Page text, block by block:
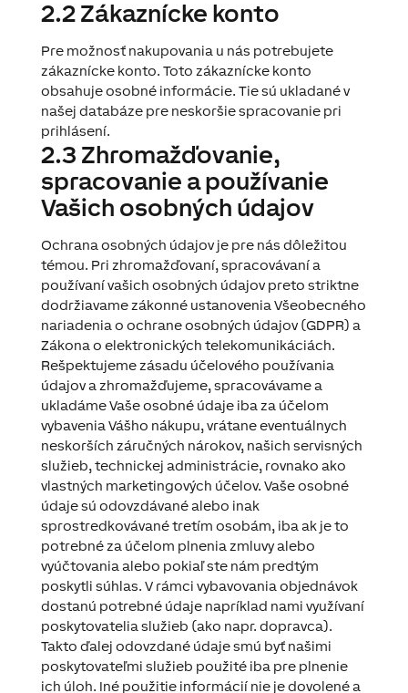
2.2 Zákaznícke konto
Pre možnosť nakupovania u nás potrebujete
zákaznícke konto. Toto zákaznícke konto
obsahuje osobné informácie. Tie sú ukladané v
našej databáze pre neskoršie spracovanie pri
prihlásení.
2.3 Zhromažďovanie,
spracovanie a používanie
Vašich osobných údajov
Ochrana osobných údajov je pre nás dôležitou
témou. Pri zhromažďovaní, spracovávaní a
používaní vašich osobných údajov preto striktne
dodržiavame zákonné ustanovenia Všeobecného
nariadenia o ochrane osobných údajov (GDPR) a
Zákona o elektronických telekomunikáciách.
Rešpektujeme zásadu účelového používania
údajov a zhromažďujeme, spracovávame a
ukladáme Vaše osobné údaje iba za účelom
vybavenia Vášho nákupu, vrátane eventuálnych
neskorších záručných nárokov, našich servisných
služieb, technickej administrácie, rovnako ako
vlastných marketingových účelov. Vaše osobné
údaje sú odovzdávané alebo inak
sprostredkovávané tretím osobám, iba ak je to
potrebné za účelom plnenia zmluvy alebo
vyúčtovania alebo pokiaľ ste nám predtým
poskytli súhlas. V rámci vybavovania objednávok
dostanú potrebné údaje napríklad nami využívaní
poskytovatelia služieb (ako napr. dopravca).
Takto ďalej odovzdané údaje smú byť našimi
poskytovateľmi služieb použité iba pre plnenie
ich úloh. Iné použitie informácií nie je dovolené a